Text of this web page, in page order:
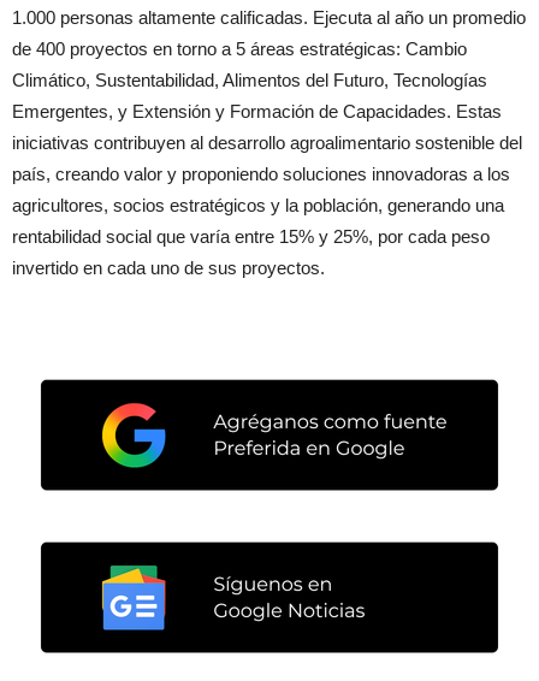
1.000 personas altamente calificadas. Ejecuta al año un promedio
de 400 proyectos en torno a 5 áreas estratégicas: Cambio
Climático, Sustentabilidad, Alimentos del Futuro, Tecnologías
Emergentes, y Extensión y Formación de Capacidades. Estas
iniciativas contribuyen al desarrollo agroalimentario sostenible del
país, creando valor y proponiendo soluciones innovadoras a los
agricultores, socios estratégicos y la población, generando una
rentabilidad social que varía entre 15% y 25%, por cada peso
invertido en cada uno de sus proyectos.